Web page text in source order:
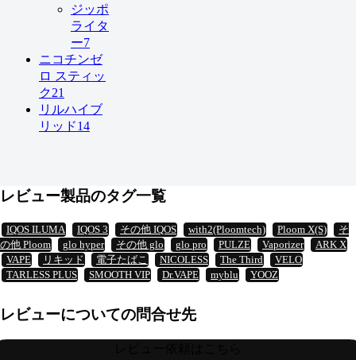
ジッポ
ライタ
ー7
ニコチンゼ
ロ スティッ
ク21
リルハイブ
リッド14
レビュー製品のタグ一覧
IQOS ILUMA IQOS 3 その他 IQOS with2(Ploomtech) Ploom X(S)
そ
の他 Ploom
glo hyper その他 glo glo pro PULZE Vaporizer
ARK X
VAPE
リキッド 電子たばこ NICOLESS The Third
VELO
TARLESS PLUS
SMOOTH VIP Dr.VAPE myblu YOOZ
レビューについての問合せ先